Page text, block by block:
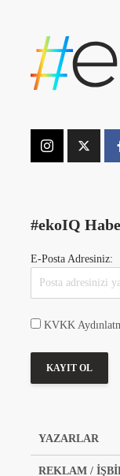
#ekoIQ
E-Posta Adresiniz:
KVKK
YAZARLAR
REKLAM /